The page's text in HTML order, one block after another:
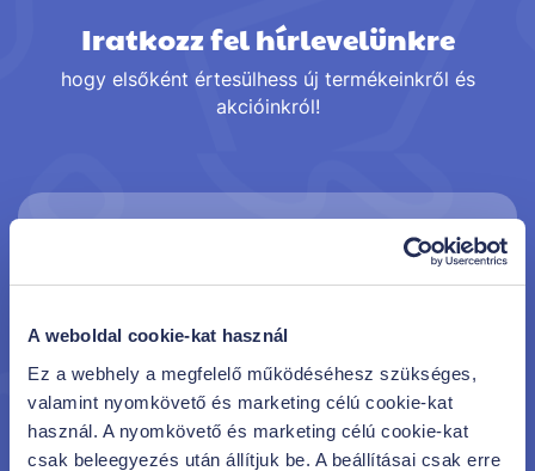
A weboldal cookie-kat használ
Ez a webhely a megfelelő működéséhesz szükséges,
valamint nyomkövető és marketing célú cookie-kat
használ. A nyomkövető és marketing célú cookie-kat
csak beleegyezés után állítjuk be. A beállításai csak erre
Iratkozz fel hírlevelünkre
hogy elsőként értesülhess új termékeinkről és
akcióinkról!